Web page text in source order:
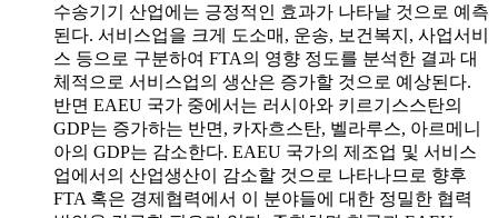
수송기기 산업에는 긍정적인 효과가 나타날 것으로 예측
된다. 서비스업을 크게 도소매, 운송, 보건복지, 사업서비
스 등으로 구분하여 FTA의 영향 정도를 분석한 결과 대
체적으로 서비스업의 생산은 증가할 것으로 예상된다.
반면 EAEU 국가 중에서는 러시아와 키르기스스탄의
GDP는 증가하는 반면, 카자흐스탄, 벨라루스, 아르메니
아의 GDP는 감소한다. EAEU 국가의 제조업 및 서비스
업에서의 산업생산이 감소할 것으로 나타나므로 향후
FTA 혹은 경제협력에서 이 분야들에 대한 정밀한 협력